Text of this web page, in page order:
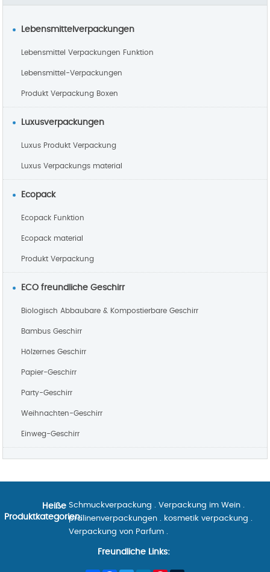
Lebensmittelverpackungen
Lebensmittel Verpackungen Funktion
Lebensmittel-Verpackungen
Produkt Verpackung Boxen
Luxusverpackungen
Luxus Produkt Verpackung
Luxus Verpackungs material
Ecopack
Ecopack Funktion
Ecopack material
Produkt Verpackung
ECO freundliche Geschirr
Biologisch Abbaubare & Kompostierbare Geschirr
Bambus Geschirr
Hölzernes Geschirr
Papier-Geschirr
Party-Geschirr
Weihnachten-Geschirr
Einweg-Geschirr
Heiße
Produktkategorien:
Schmuckverpackung . Verpackung im Wein .
pralinenverpackungen . kosmetik verpackung .
Verpackung von Parfum .
Freundliche Links: